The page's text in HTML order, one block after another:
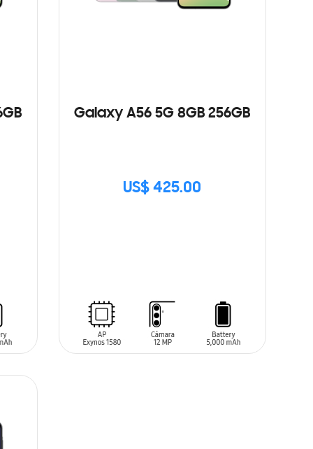
Galaxy A56 5G 8GB 256GB
US$ 425.00
SIN